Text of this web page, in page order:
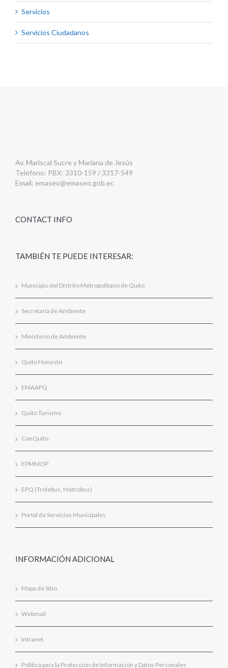
Servicios
Servicios Ciudadanos
Av. Mariscal Sucre y Mariana de Jesús
Teléfono: PBX: 3310-159 / 3317-549
Email: emaseo@emaseo.gob.ec
CONTACT INFO
TAMBIÉN TE PUEDE INTERESAR:
Municipio del Distrito Metropolitano de Quito
Secretaría de Ambiente
Ministerio de Ambiente
Quito Honesto
EMAAPQ
Quito Turismo
ConQuito
EPMMOP
EPQ (Trolebus, Metrobus)
Portal de Servicios Municipales
INFORMACIÓN ADICIONAL
Mapa de Sitio
Webmail
Intranet
Política para la Protección de Información y Datos Personales